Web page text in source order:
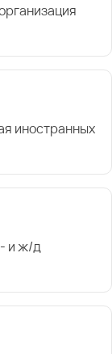
иностранных
и ж/д